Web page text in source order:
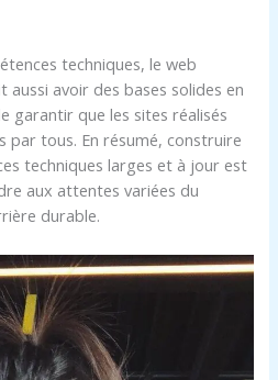
techniques, le web
avoir des bases solides en
garantir que les sites réalisés
par tous. En résumé, construire
techniques larges et à jour est
aux attentes variées du
durable.